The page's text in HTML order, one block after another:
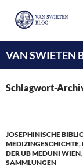
VAN SWIETEN
INHALT
SPRINGEN
Schlagwort-
JOSEPHINISCHE
MEDIZINGESCHICHTE,
DER UB MEDUNI WIEN,
SAMMLUNGEN